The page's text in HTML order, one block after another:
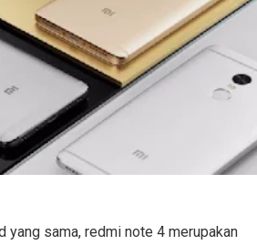
yang sama, redmi note 4 merupakan